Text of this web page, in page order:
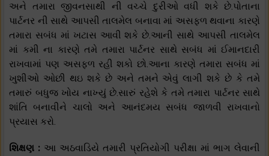
અને તમારા જીવનસાથી ની વચ્ચે દુરીઓ વધી શકે છે.પોતાના
પાર્ટનર ની સાથે આપસી તાલમેલ બનાવા માં અસફળ થવાના કારણે
તમારા સબંધ માં ખટાસ આવી શકે છે.આની સાથે આપસી તાલમેલ
માં કમી ના કારણે તમે તમારા પાર્ટનર સાથે સબંધ માં ઈમાનદારી
રાખવામાં પણ અસફળ રહી શકો છો.આના કારણે તમારા સબંધ માં
ખુશીઓ ઓછી થઇ શકે છે અને તમને એવું લાગી શકે છે કે તમે
તમારું બધુજ ખોય નાખ્યું છે.સારું રહેશે કે તમે તમારા પાર્ટનર સાથે
શાંતિ બનાવીને ચાલો અને આનંદમય સબંધ જાળવી રાખવાનો
પ્રયાસ કરો.
શિક્ષણ : આ અઠવાડિયે તમારી પ્રતિયોગી પરીક્ષા માં ભાગ લેવાની